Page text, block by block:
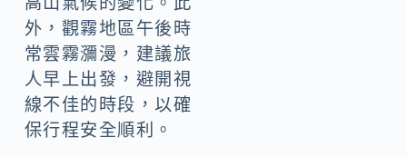
外，觀霧地區午後時
常雲霧瀰漫，建議旅
人早上出發，避開視
線不佳的時段，以確
保行程安全順利。